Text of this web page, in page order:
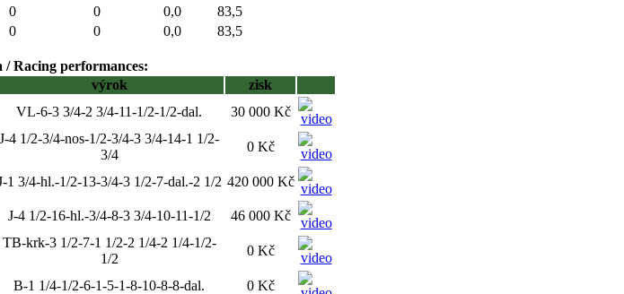
0 0 0,0
83,5
0 0 0,0 83,5
Racing performances:
výrok
zisk
VL-6-3 3/4-2 3/4-11-1/2-1/2-dal. 30 000 Kč
J-4 1/2-3/4-nos-1/2-3/4-3 3/4-14-1 1/2-
3/4
0 Kč
1 3/4-hl.-1/2-13-3/4-3 1/2-7-dal.-2 1/2 420 000 Kč
J-4 1/2-16-hl.-3/4-8-3 3/4-10-11-1/2 46 000 Kč
TB-krk-3 1/2-7-1 1/2-2 1/4-2 1/4-1/2-
1/2
0 Kč
B-1 1/4-1/2-6-1-5-1-8-10-8-8-dal. 0 Kč